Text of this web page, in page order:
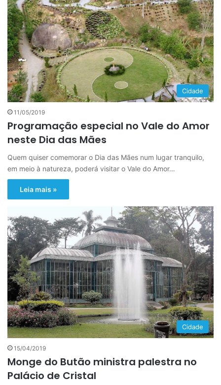
Cidade
11/05/2019
Programação especial no Vale do Amor
neste Dia das Mães
Quem quiser comemorar o Dia das Mães num lugar tranquilo,
em meio à natureza, poderá visitar o Vale do Amor…
Leia mais »
Cidade
15/04/2019
Monge do Butão ministra palestra no
Palácio de Cristal